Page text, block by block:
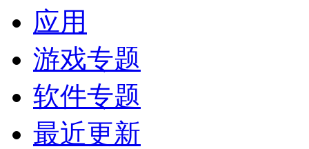
应用
游戏专题
软件专题
最近更新